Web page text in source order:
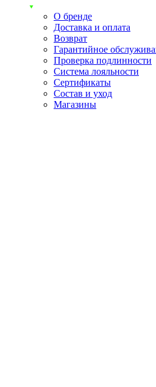
О бренде
Доставка и оплата
Возврат
Гарантийное
Проверка подлинности
Система лояльности
Сертификаты
Состав и уход
Магазины